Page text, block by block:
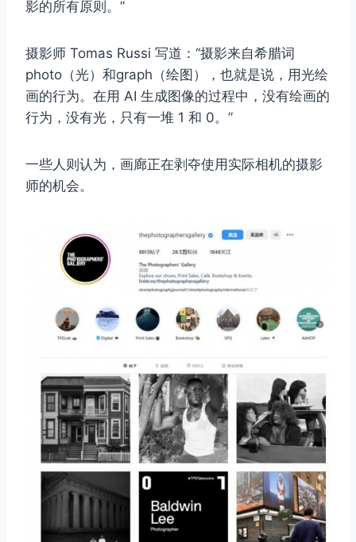
影的所有原则。”
摄影师 Tomas Russi 写道：“摄影来自希腊词
photo（光）和graph（绘图），也就是说，用光绘
画的行为。在用 AI 生成图像的过程中，没有绘画的
行为，没有光，只有一堆 1 和 0。”
一些人则认为，画廊正在剥夺使用实际相机的摄影
师的机会。